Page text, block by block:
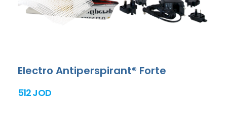
Electro Antiperspirant® Forte
512 JOD